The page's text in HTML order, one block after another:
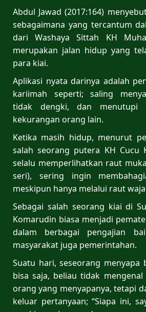
Abdul Jawad (2017:164)
sebagaimana yang tercantum
dari Washaya Sittah KH
merupakan jalan hidup yang
para kiai.
Aplikasi nyata darinya adalah
kariimah seperti; saling
tidak dengki, dan menutupi
kekurangan orang lain.
Ketika masih hidup, menurut
salah seorang putera KH Cucu
selalu memperlihatkan raut
seri), sering ingin
meskipun hanya melalui raut
Sebagai salah seorang kiai di
Komarudin biasa menjadi
dalam berbagai pengajian
masyarakat juga pemerintahan.
Suatu hari, seseorang menyapa
bisa saja, beliau tidak
orang yang menyapanya, tetapi
keluar pertanyaan; “Siapa ini,